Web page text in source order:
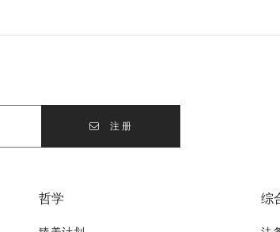
注册
哲学 综